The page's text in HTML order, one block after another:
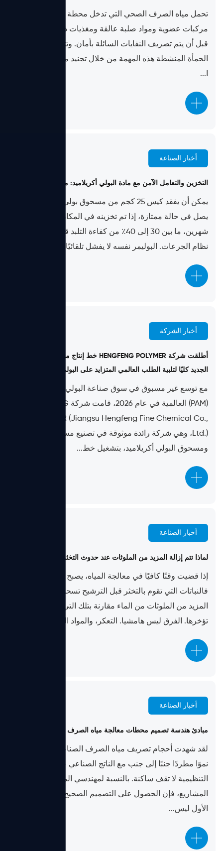
تحمل مياه الصرف الصحي التي تدخل محطة المعالجة
مركبات عضوية ومواد صلبة عالقة ومغذيات ذائبة يجب إزالتها
قبل أن يتم تصريف النفايات السائلة بأمان. وتتولى عملية
الحمأة المنشطة هذه المهمة من خلال تجنيد مليارات الكائنات
ا...
أخبار الصناعة
التخزين والتعامل الآمن مع مادة البولي أكريلاميد: منع التحلل والتكتل
يمكن أن يفقد كيس 25 كجم من مسحوق بولي أكريلاميد الذي
يصل في حالة ممتازة، إذا تم تخزينه في المكان الخطأ لمدة
شهرين، ما بين 30 إلى 40٪ من كفاءة التلبد قبل أن يصل إلى
نظام الجرعات. البوليمر نفسه لا يفشل تلقائيًا. يتبع...
أخبار الشركة
الجديد كليًا لتلبية الطلب العالمي المتزايد على البولي أكريلاميد
مع توسع غير مسبوق في سوق صناعة البولي أكريلاميد
(PAM) العالمية في عام 2026، قامت شركة HENGFENG
POLYMER (Jiangsu Hengfeng Fine Chemical Co.,
Ltd.)، وهي شركة رائدة موثوقة في تصنيع مستحلب
ومسحوق البولي أكريلاميد، بتشغيل خط...
أخبار الصناعة
لماذا تتم إزالة المزيد من الملوثات عند حدوث التخثر أولاً
إذا قضيت وقتًا كافيًا في معالجة المياه، يصبح النمط واضحًا:
فالنباتات التي تقوم بالتخثر قبل الترشيح تسحب باستمرار
المزيد من الملوثات من الماء مقارنة بتلك التي تتخطاها أو
تؤخرها. الفرق ليس هامشيا. التعكر، والمواد العضوية ...
أخبار الصناعة
مبادئ هندسة تصميم محطات معالجة مياه الصرف الصحي الصناعية
لقد شهدت أحجام تصريف مياه الصرف الصناعي العالمية
نموًا مطردًا جنبًا إلى جنب مع الناتج الصناعي — والهيئات
التنظيمية لا تقف ساكنة. بالنسبة لمهندسي المصانع وأصحاب
المشاريع، فإن الحصول على التصميم الصحيح منذ اليوم
الأول ليس...